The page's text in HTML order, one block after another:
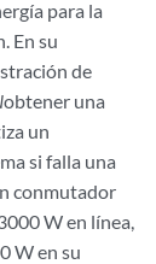
para la
En su
de
obtener una
un
si falla una
conmutador
W en línea,
W en su